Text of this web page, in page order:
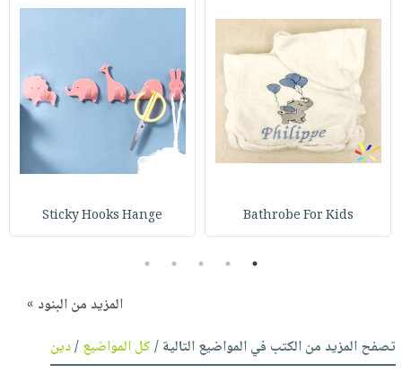
Bathrobe For Kids
Sticky Hooks Hange
1
2
3
4
5
المزيد من البنود »
تصفح المزيد من الكتب في المواضيع التالية /كل المواضيع/دين